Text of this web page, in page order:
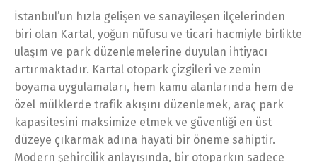
İstanbul’un hızla gelişen ve sanayileşen ilçelerinden
biri olan Kartal, yoğun nüfusu ve ticari hacmiyle birlikte
ulaşım ve park düzenlemelerine duyulan ihtiyacı
artırmaktadır. Kartal otopark çizgileri ve zemin
boyama uygulamaları, hem kamu alanlarında hem de
özel mülklerde trafik akışını düzenlemek, araç park
kapasitesini maksimize etmek ve güvenliği en üst
düzeye çıkarmak adına hayati bir öneme sahiptir.
Modern şehircilik anlayışında, bir otoparkın sadece